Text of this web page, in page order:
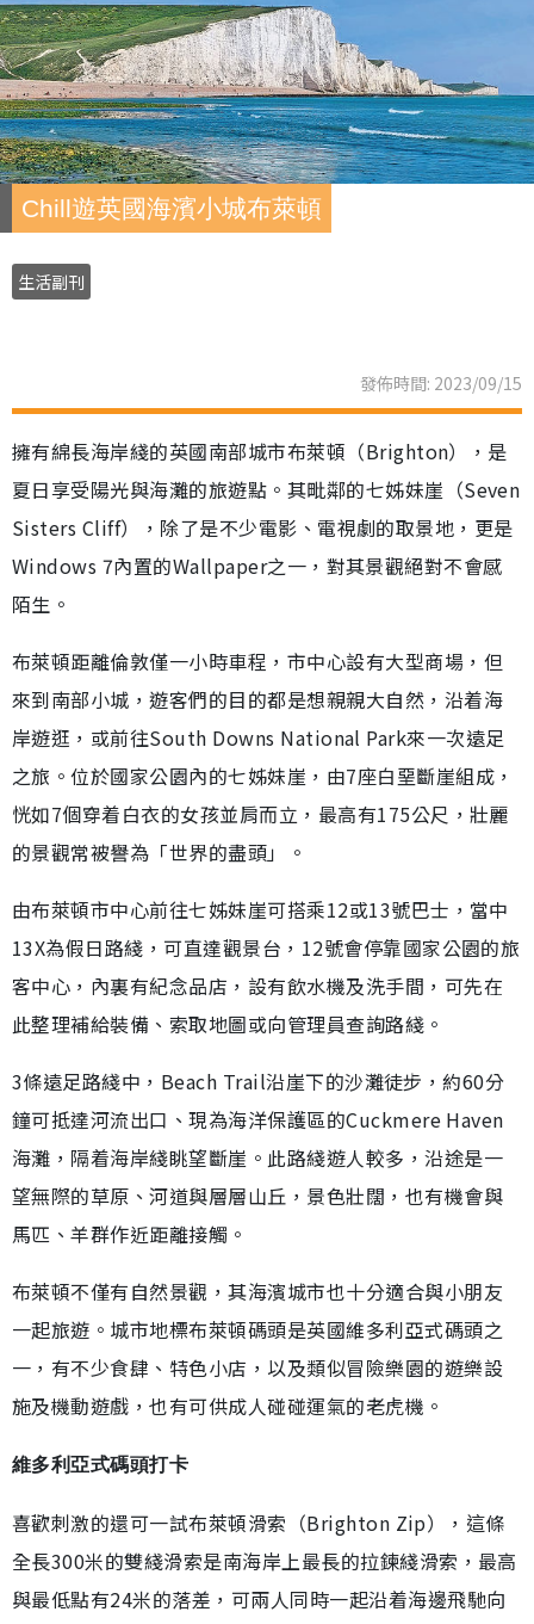
Chill遊英國海濱小城布萊頓
生活副刊
發佈時間: 2023/09/15
擁有綿長海岸綫的英國南部城市布萊頓（Brighton），是
夏日享受陽光與海灘的旅遊點。其毗鄰的七姊妹崖（Seven
Sisters Cliff），除了是不少電影、電視劇的取景地，更是
Windows 7內置的Wallpaper之一，對其景觀絕對不會感
陌生。
布萊頓距離倫敦僅一小時車程，市中心設有大型商場，但
來到南部小城，遊客們的目的都是想親親大自然，沿着海
岸遊逛，或前往South Downs National Park來一次遠足
之旅。位於國家公園內的七姊妹崖，由7座白堊斷崖組成，
恍如7個穿着白衣的女孩並肩而立，最高有175公尺，壯麗
的景觀常被譽為「世界的盡頭」。
由布萊頓市中心前往七姊妹崖可搭乘12或13號巴士，當中
13X為假日路綫，可直達觀景台，12號會停靠國家公園的旅
客中心，內裏有紀念品店，設有飲水機及洗手間，可先在
此整理補給裝備、索取地圖或向管理員查詢路綫。
3條遠足路綫中，Beach Trail沿崖下的沙灘徒步，約60分
鐘可抵達河流出口、現為海洋保護區的Cuckmere Haven
海灘，隔着海岸綫眺望斷崖。此路綫遊人較多，沿途是一
望無際的草原、河道與層層山丘，景色壯闊，也有機會與
馬匹、羊群作近距離接觸。
布萊頓不僅有自然景觀，其海濱城市也十分適合與小朋友
一起旅遊。城市地標布萊頓碼頭是英國維多利亞式碼頭之
一，有不少食肆、特色小店，以及類似冒險樂園的遊樂設
施及機動遊戲，也有可供成人碰碰運氣的老虎機。
維多利亞式碼頭打卡
喜歡刺激的還可一試布萊頓滑索（Brighton Zip），這條
全長300米的雙綫滑索是南海岸上最長的拉鍊綫滑索，最高
與最低點有24米的落差，可兩人同時一起沿着海邊飛馳向